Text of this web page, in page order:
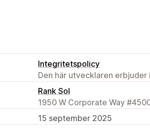
Integritetspolicy
Den här utvecklaren
Rank Sol
1950 W Corporate Way
15 september 2025